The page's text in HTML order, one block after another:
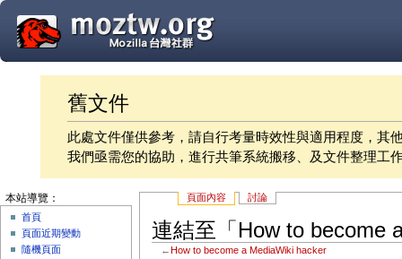
舊文件
此處文件僅供參考，請自行考量時效性與適用程度，其
我們亟需您的協助，進行共筆系統搬移、及文件整理工
頁面內容 討論
連結至「How to become
← How to become a MediaWiki hacker
本站導覽：
首頁
頁面近期變動
隨機頁面